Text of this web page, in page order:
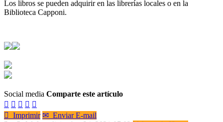
Los libros se pueden adquirir en las librerías locales o en la
Biblioteca Capponi.
Social media Comparte este artículo
    
 Imprimir ✉ Enviar E-mail